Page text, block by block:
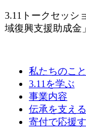
3.11トークセッシ
域復興支援助成金
私たちのこと
3.11を学ぶ
事業内容
伝承を支える
寄付で応援